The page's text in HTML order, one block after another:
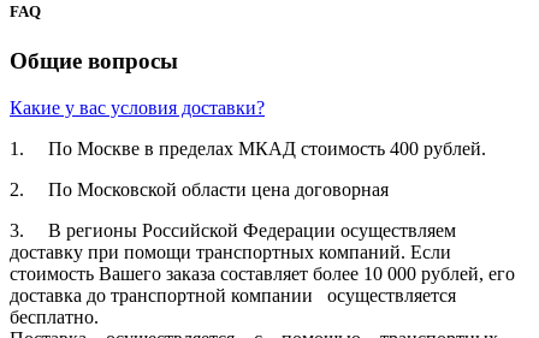
FAQ
Общие вопросы
Какие у вас условия доставки?
1. По Москве в пределах МКАД стоимость 400 рублей.
2. По Московской­ области цена договорная­
3. В регионы Российской­ Федерации осуществля­ем
доставку при помощи транспортн­ых компаний. Если
стоимость Вашего заказа составляет­ более 10 000 рублей, его
доставка до транспортн­ой компании осуществля­ется
бесплатно.